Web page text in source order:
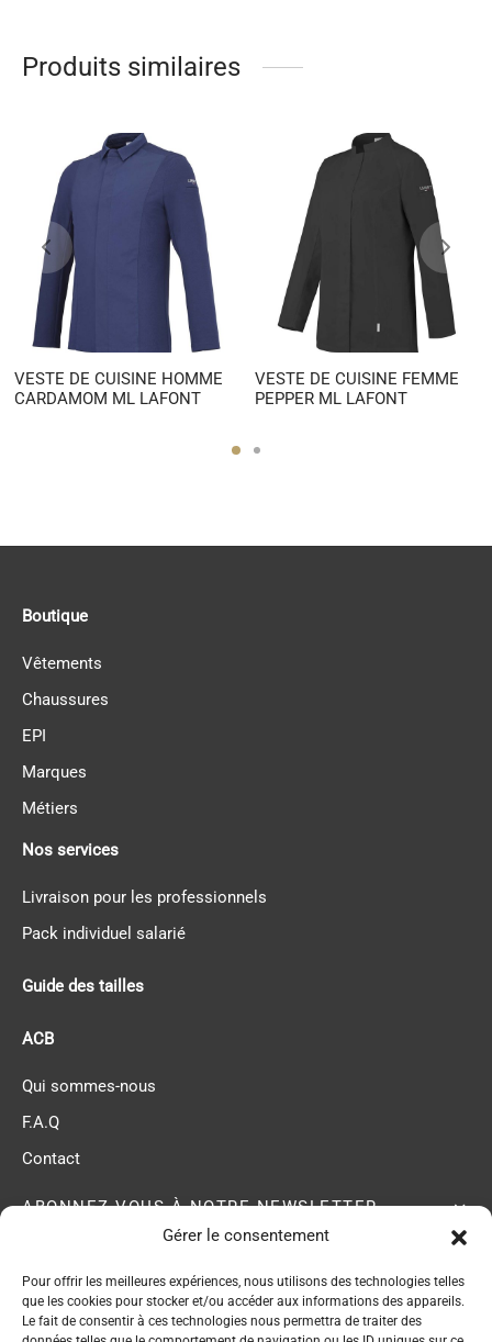
Gérer le consentement
Pour offrir les meilleures expériences, nous utilisons des technologies telles
que les cookies pour stocker et/ou accéder aux informations des appareils.
Le fait de consentir à ces technologies nous permettra de traiter des
Produits similaires
VESTE DE CUISINE HOMME
CARDAMOM ML LAFONT
VESTE DE CUISINE FEMME
PEPPER ML LAFONT
ABONNEZ-VOUS À NOTRE NEWSLETTER
ACB membre du
Réseau EPI Center
Nos services
Livraison pour les professionnels
Pack individuel salarié
Guide des tailles
ACB
Qui sommes-nous
F.A.Q
Contact
Boutique
Vêtements
Chaussures
EPI
Marques
Métiers